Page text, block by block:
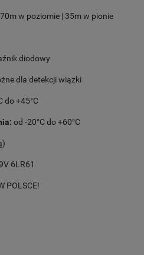
70m w poziomie | 35m w pionie
diodowy
dla detekcji wiązki
do +45°C
od -20°C do +60°C
6LR61
POLSCE!